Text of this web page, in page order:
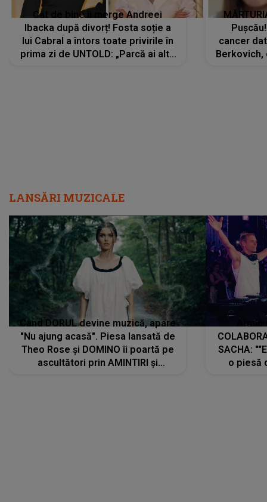
Cât de bine îi merge Andreei
Ibacka după divorț! Fosta soție a
lui Cabral a întors toate privirile în
prima zi de UNTOLD: „Parcă ai altă
cancer
Berkovich,
LANSĂRI MUZICALE
Când DORUL devine muzică, apare
"Nu ajung acasă". Piesa lansată de
Theo Rose și DOMINO îi poartă pe
ascultători prin AMINTIRI și
SACHA:
o piesă